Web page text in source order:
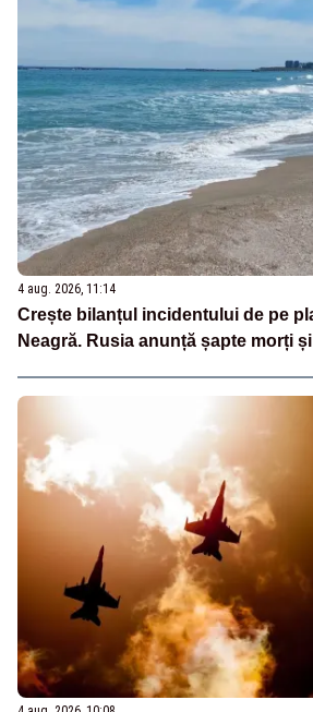
4 aug. 2026, 11:14
Crește bilanțul incidentului de pe
Neagră. Rusia anunță șapte morți